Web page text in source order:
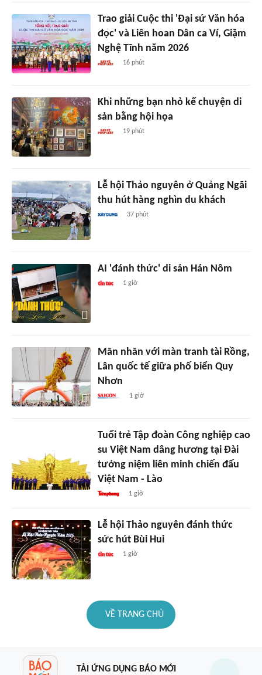
Trao giải Cuộc thi 'Đại sứ Văn hóa
đọc' và Liên hoan Dân ca Ví, Giặm
Nghệ Tĩnh năm 2026
16 phút
Khi những bạn nhỏ kể chuyện di
sản bằng hội họa
19 phút
Lễ hội Thảo nguyên ở Quảng Ngãi
thu hút hàng nghìn du khách
37 phút
AI 'đánh thức' di sản Hán Nôm
1 giờ
Mãn nhãn với màn tranh tài Rồng,
Lân quốc tế giữa phố biển Quy
Nhơn
1 giờ
Tuổi trẻ Tập đoàn Công nghiệp cao
su Việt Nam dâng hương tại Đài
tưởng niệm liên minh chiến đấu
Việt Nam - Lào
1 giờ
Lễ hội Thảo nguyên đánh thức
sức hút Bùi Hui
1 giờ
VỀ TRANG CHỦ
TẢI ỨNG DỤNG BÁO MỚI